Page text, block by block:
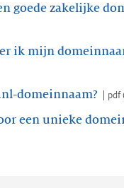
goede zakelijke
ik mijn
domeinnaam? pdf
een unieke